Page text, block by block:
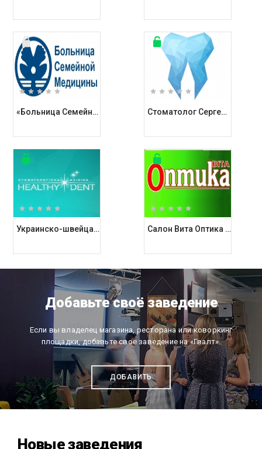
«Больница Семейной Медицины» Стоматолог Сергей Станкевич | SSdent
Украинско-швейцарская клиника Healthy Dent / Хелси Дент Салон Вита Оптика в ТЦ VMB
Добавьте своё заведение
Если вы владелец магазина, ресторана или коворкинг
площадки, добавьте свое заведение на «Гвалт».
ДОБАВИТЬ
Новые заведения